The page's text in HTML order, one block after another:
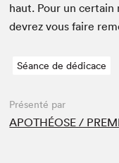
haut. Pour un cer­tain
devrez vous faire
Séance de dédicace
Présenté par
APOTHÉOSE /